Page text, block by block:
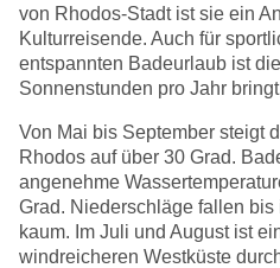
von Rhodos-Stadt ist sie ein
Kulturreisende. Auch für
entspannten Badeurlaub ist
Sonnenstunden pro Jahr
Von Mai bis September steigt
Rhodos auf über 30 Grad.
angenehme
Grad. Niederschläge fallen
kaum. Im Juli und August ist
windreicheren Westküste